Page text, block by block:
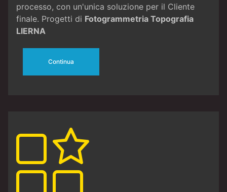
processo, con un'unica soluzione per il Cliente
finale. Progetti di Fotogrammetria Topografia
LIERNA
Continua